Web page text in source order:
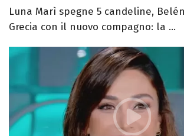
Luna Marì spegne 5 candeline,
Grecia con il nuovo compagno: la ...